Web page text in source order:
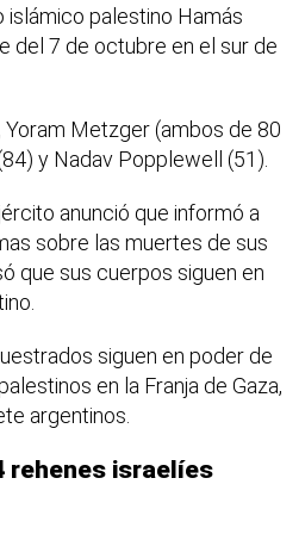
islámico palestino Hamás
del 7 de octubre en el sur de
Yoram Metzger (ambos de 80
y Nadav Popplewell (51).
anunció que informó a
sobre las muertes de sus
que sus cuerpos siguen en
siguen en poder de
en la Franja de Gaza,
argentinos.
rehenes israelíes